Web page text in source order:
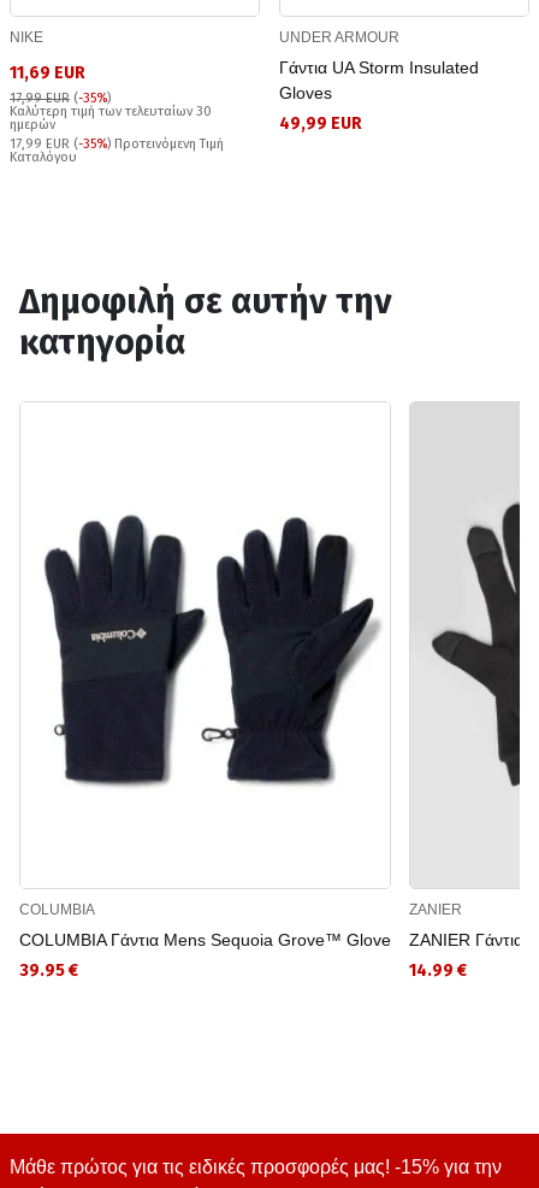
NIKE
11,69 EUR
17,99 EUR (-35%)
Καλύτερη τιμή των τελευταίων 30
ημερών
17,99 EUR (-35%) Προτεινόμενη Τιμή
Καταλόγου
UNDER ARMOUR
Γάντια UA Storm Insulated
Gloves
49,99 EUR
Δημοφιλή σε αυτήν την
κατηγορία
COLUMBIA
COLUMBIA Γάντια Mens Sequoia Grove™ Glove
39.95 €
ZANIER
ZANIER Γάντια
14.99 €
Μάθε πρώτος για τις ειδικές προσφορές μας! -15% για την